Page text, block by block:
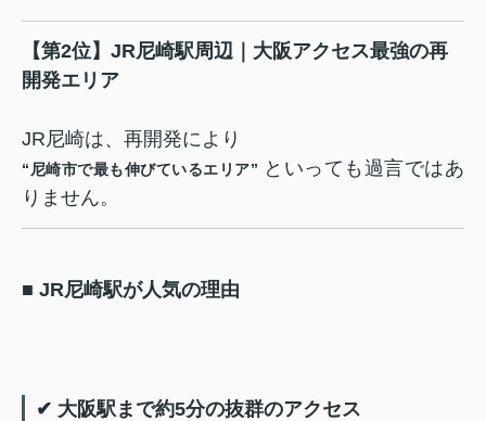
【第2位】JR尼崎駅周辺｜大阪アクセス最強の再
開発エリア
JR尼崎は、再開発により
“尼崎市で最も伸びているエリア” といっても過言ではあ
りません。
■ JR尼崎駅が人気の理由
✔ 大阪駅まで約5分の抜群のアクセス